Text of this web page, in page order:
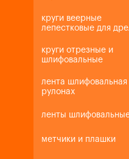
круги веерные
лепестковые для
круги отрезные и
шлифовальные
лента шлифовальная
рулонах
ленты
метчики и плашки